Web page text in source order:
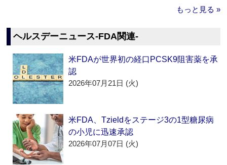
もっと見る »
ヘルスデーニュース‐FDA関連‐
米FDAが世界初の経口PCSK9阻害薬を承
認
2026年07月21日 (火)
米FDA、Tzieldをステージ3の1型糖尿病
の小児に迅速承認
2026年07月07日 (火)